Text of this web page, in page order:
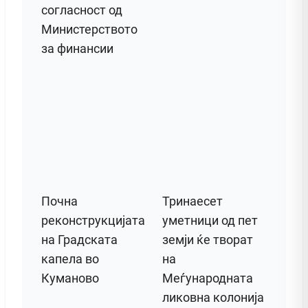
согласност од
Министерството
за финансии
Почна
реконструкцијата
на Градската
капела во
Куманово
Тринаесет
уметници од пет
земји ќе творат
на
Меѓународната
ликовна колонија